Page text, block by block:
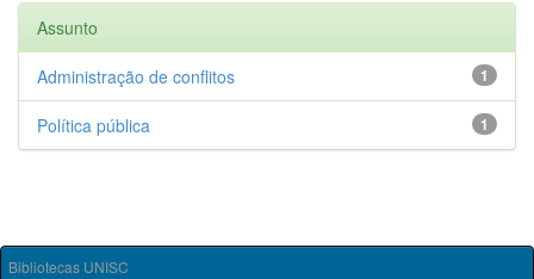
Assunto
1
Administração de conflitos
1
Política pública
Bibliotecas UNISC